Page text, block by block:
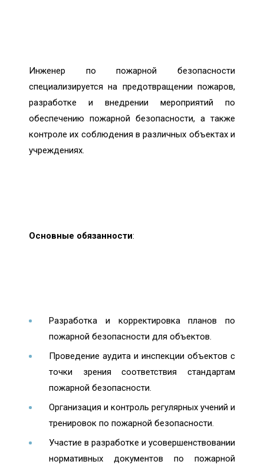
Инженер по пожарной безопасности
специализируется на предотвращении пожаров,
разработке и внедрении мероприятий по
обеспечению пожарной безопасности, а также
контроле их соблюдения в различных объектах и
учреждениях.
Основные обязанности:
Разработка и корректировка планов по
пожарной безопасности для объектов.
Проведение аудита и инспекции объектов с
точки зрения соответствия стандартам
пожарной безопасности.
Организация и контроль регулярных учений и
тренировок по пожарной безопасности.
Участие в разработке и усовершенствовании
нормативных документов по пожарной